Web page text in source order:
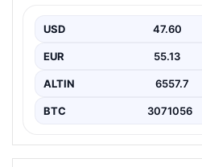
ailelerin beklediği şekilde
ediyor.…
USD 47.60
EUR 55.13
ALTIN 6557.7
BTC 3071056